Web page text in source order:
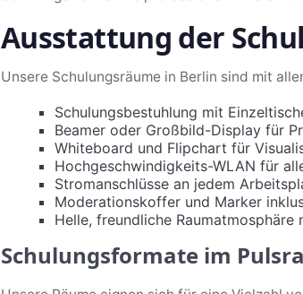
Ausstattung der
Unsere Schulungsräume in Berlin sind mit
Schulungsbestuhlung mit
Beamer oder Großbild-Display für
Whiteboard und Flipchart für
Hochgeschwindigkeits-WLAN für
Stromanschlüsse an jedem
Moderationskoffer und Marker
Helle, freundliche
Schulungsformate im